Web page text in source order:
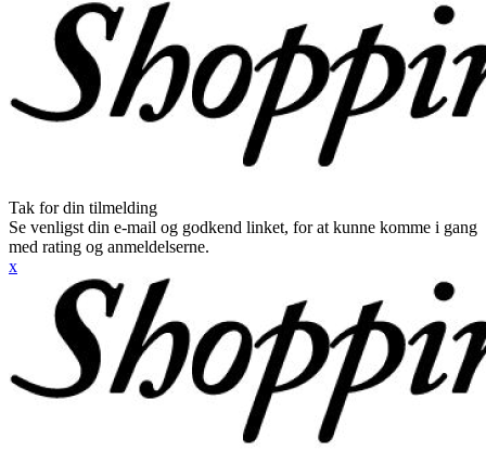
Tak for din tilmelding
Se venligst din e-mail og godkend linket, for at kunne komme i gang
med rating og anmeldelserne.
x